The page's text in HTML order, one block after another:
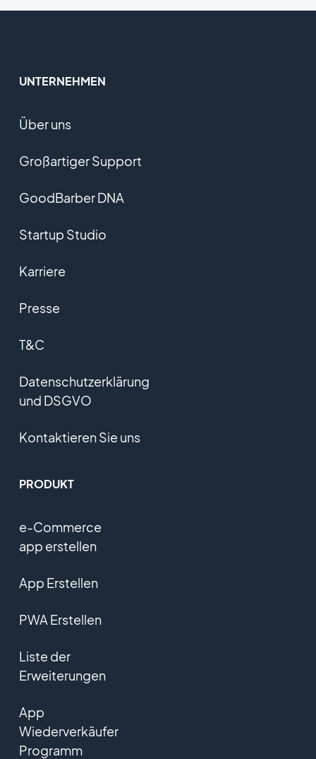
UNTERNEHMEN
Über uns
Großartiger Support
GoodBarber DNA
Startup Studio
Karriere
Presse
T&C
Datenschutzerklärung
und DSGVO
Kontaktieren Sie uns
PRODUKT
e-Commerce
app erstellen
App Erstellen
PWA Erstellen
Liste der
Erweiterungen
App
Wiederverkäufer
Programm